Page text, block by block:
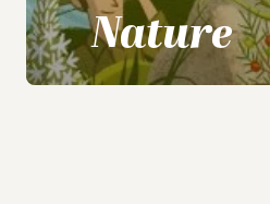
Nature